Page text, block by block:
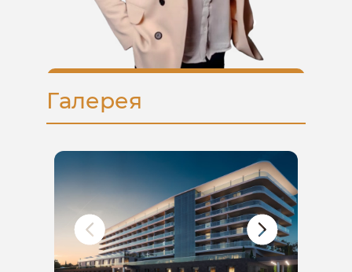
Галерея